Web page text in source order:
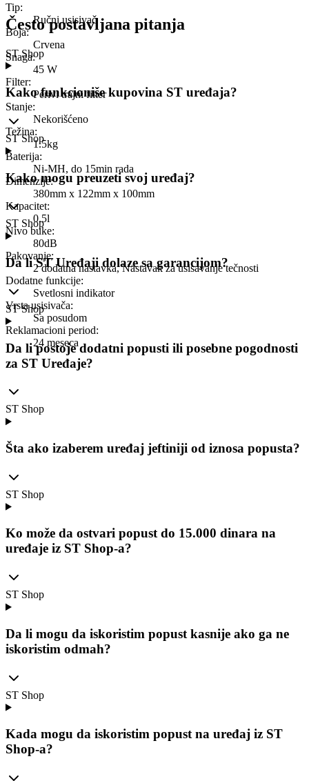
Tip:
Ručni usisivač
Boja:
Crvena
Snaga:
45 W
Filter:
Perivi trajni filter
Stanje:
Nekorišćeno
Težina:
1.5kg
Baterija:
Ni-MH, do 15min rada
Dimenzije:
380mm x 122mm x 100mm
Kapacitet:
0.5l
Nivo buke:
80dB
Pakovanje:
2 dodatna nastavka, Nastavak za usisavanje tečnosti
Dodatne funkcije:
Svetlosni indikator
Vrsta usisivača:
Sa posudom
Reklamacioni period:
24 meseca
Često postavljana pitanja
ST Shop
Kako funkcioniše kupovina ST uređaja?
ST Shop
Kako mogu preuzeti svoj uređaj?
ST Shop
Da li ST Uređaji dolaze sa garancijom?
ST Shop
Da li postoje dodatni popusti ili posebne pogodnosti
za ST Uređaje?
ST Shop
Šta ako izaberem uređaj jeftiniji od iznosa popusta?
ST Shop
Ko može da ostvari popust do 15.000 dinara na
uređaje iz ST Shop-a?
ST Shop
Da li mogu da iskoristim popust kasnije ako ga ne
iskoristim odmah?
ST Shop
Kada mogu da iskoristim popust na uređaj iz ST
Shop-a?